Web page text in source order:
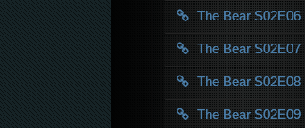
The Bear S02E06
The Bear S02E07
The Bear S02E08
The Bear S02E09